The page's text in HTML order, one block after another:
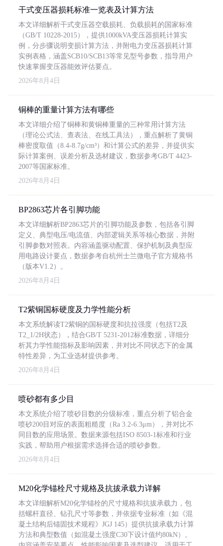
干式变压器损耗标准一览表及计算方法
本文详细解析干式变压器空载损耗、负载损耗的国家标准
（GB/T 10228-2015），提供1000kVA变压器损耗计算实
例，分步骤说明变损计算方法，并附电力变压器损耗计算
实例表格，涵盖SCB10/SCB13等常见型号参数，指导用户
快速掌握变压器能效评估要点。
2026年8月4日
铜棒的重量计算方法有哪些
本文详细介绍了铜棒和黄铜棒重量的三种常用计算方法
（理论公式法、查表法、在线工具法），重点解析了黄铜
棒密度取值（8.4-8.7g/cm³）和计算公式的差异，并提供实
际计算案例、误差分析及选材建议，数据参考GB/T 4423-
2007等国家标准。
2026年8月4日
BP2863芯片各引脚功能
本文详细解析BP2863芯片的引脚功能及参数，包括各引脚
定义、典型电压/电流值、内部逻辑关系等核心数据，并附
引脚参数对照表。内容涵盖驱动配置、保护机制及典型应
用电路设计要点，数据参考自杭州士兰微电子官方规格书
（版本V1.2）。
2026年8月4日
T2紫铜国标硬度及力学性能分析
本文系统解读T2紫铜的国标硬度和抗拉强度（包括T2及
T2_1/2H状态），结合GB/T 5231-2012标准数据，详细分
析其力学性能指标及影响因素，并对比不同状态下的金属
特性差异，为工业选材提供参考。
2026年8月4日
喷砂都有多少目
本文系统介绍了喷砂目数的分级标准，重点分析了铝合金
喷砂200目对应的表面粗糙度（Ra 3.2-6.3μm），并对比不
同目数的应用场景。数据来源包括ISO 8503-1标准和行业
实践，帮助用户根据需求选择合适的喷砂参数。
2026年8月4日
M20化学锚栓尺寸规格及抗拔承载力详解
本文详细解析M20化学锚栓的尺寸规格和抗拔承载力，包
括螺杆直径、钻孔尺寸等参数，并依据专业标准（如《混
凝土结构后锚固技术规程》JGJ 145）提供抗拔承载力计算
方法和典型数值（如混凝土强度C30下设计值约80kN）。